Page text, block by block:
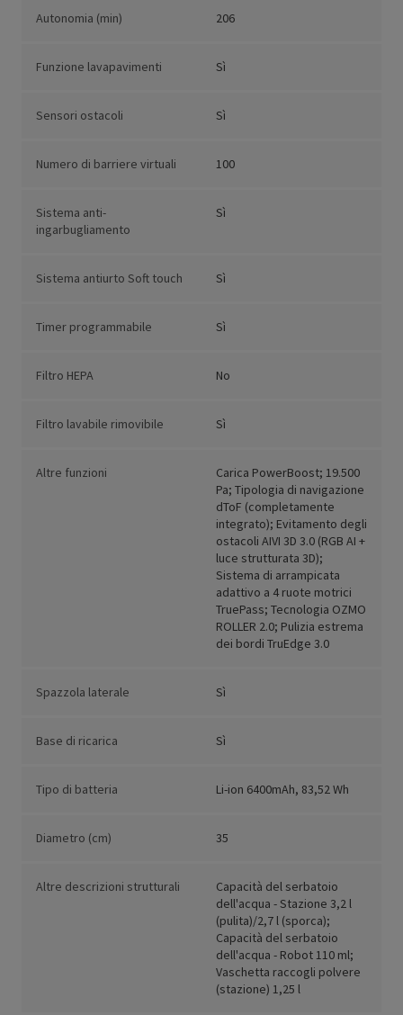
Autonomia (min) 206
Funzione lavapavimenti Sì
Sensori ostacoli Sì
Numero di barriere virtuali 100
Sistema anti-
ingarbugliamento
Sì
Sistema antiurto Soft touch Sì
Timer programmabile Sì
Filtro HEPA No
Filtro lavabile rimovibile Sì
Altre funzioni
Carica PowerBoost; 19.500
Pa; Tipologia di navigazione
dToF (completamente
integrato); Evitamento degli
ostacoli AIVI 3D 3.0 (RGB AI +
luce strutturata 3D);
Sistema di arrampicata
adattivo a 4 ruote motrici
TruePass; Tecnologia OZMO
ROLLER 2.0; Pulizia estrema
dei bordi TruEdge 3.0
Spazzola laterale Sì
Base di ricarica Sì
Tipo di batteria Li-ion 6400mAh, 83,52 Wh
Diametro (cm) 35
Altre descrizioni strutturali
Capacità del serbatoio
dell'acqua - Stazione 3,2 l
(pulita)/2,7 l (sporca);
Capacità del serbatoio
dell'acqua - Robot 110 ml;
Vaschetta raccogli polvere
(stazione) 1,25 l